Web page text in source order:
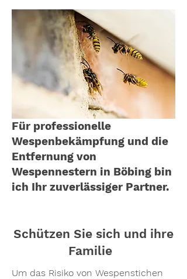
Für professionelle
Wespenbekämpfung und die
Entfernung von
Wespennestern in Böbing bin
ich Ihr zuverlässiger Partner.
Schützen Sie sich und ihre
Familie
Um das Risiko von Wespenstichen